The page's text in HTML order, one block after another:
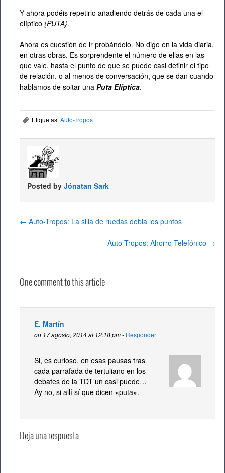
Y ahora podéis repetirlo añadiendo detrás de cada una el
elíptico {PUTA}.
Ahora es cuestión de ir probándolo. No digo en la vida diaria,
en otras obras. Es sorprendente el número de ellas en las
que vale, hasta el punto de que se puede casi definir el tipo
de relación, o al menos de conversación, que se dan cuando
hablamos de soltar una Puta Elíptica.
, Etiquetas:Auto-Tropos
Posted by Jónatan Sark
← Auto-Tropos: La silla de ruedas dobla los puntos
Auto-Tropos: Ahorro Telefónico →
One comment to this article
E. Martín
on 17 agosto, 2014 at 12:18 pm - Responder
Si, es curioso, en esas pausas tras
cada parrafada de tertuliano en los
debates de la TDT un casi puede…
Ay no, si allí sí que dicen «puta».
Deja una respuesta